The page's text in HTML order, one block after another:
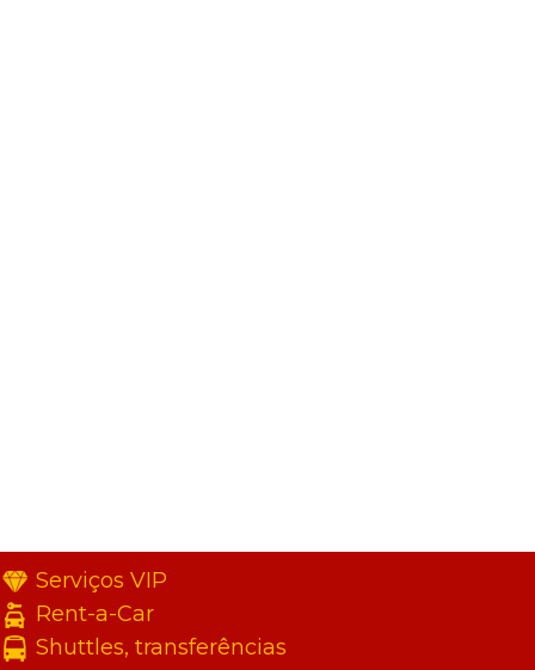
Serviços VIP
Rent-a-Car
Shuttles, transferências